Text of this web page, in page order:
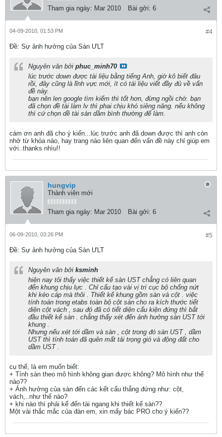
Tham gia ngày: Mar 2010 Bài gởi: 6
#4
04-09-2010, 01:53 PM
Ðề: Sự ảnh hưởng của Sàn ƯLT
Nguyên văn bởi phuc_minh70
lúc trước down được tài liệu bằng tiếng Anh, giờ kô biết đâu
rồi, đây cũng là lĩnh vực mới, ít có tái liệu viết đầy đủ về vấn
đề này.
bạn nên len google tìm kiếm thì tốt hơn, đừng ngồi chờ. bạn
đã chọn đề tài làm lv thì phai chịu khó siêng năng. nếu không
thì cứ chọn dề tài sàn dầm bình thường để làm.
cám ơn anh đã cho ý kiến...lúc trước anh đã down được thì anh còn
nhớ từ khóa nào, hay trang nào liên quan đến vấn đề này chỉ giúp em
với..thanks nhìu!!
hungvip
Thành viên mới
Tham gia ngày: Mar 2010 Bài gởi: 6
#5
06-09-2010, 03:26 PM
Ðề: Sự ảnh hưởng của Sàn ƯLT
Nguyên văn bởi ksminh
hiện nay tôi thấy việc thiết kế sàn UST chẳng có liên quan
đến khung chịu lực . Chỉ cấu tạo vài vị trí cục bộ chống nứt
khi kéo cáp mà thôi . Thiết kế khung gồm sàn và cột . việc
tính toán trong etabs toàn bộ cột sàn cho ra kích thước tiết
diện cột vách , sau đó đã có tiết diện cấu kiện đứng thì bắt
đầu thiết kế sàn . chẳng thấy xét đến ảnh hưởng sàn UST tới
khung .
Nhưng nếu xét tới dầm và sàn , cột trong đó sàn UST , dầm
UST thì tính toán đã quên mất tải trọng gió và động đất cho
dầm UST .
cụ thể, là em muốn biết:
+ Tính sàn theo mô hình không gian được không? Mô hình như thế
nào??
+ Ảnh hưởng của sàn đến các kết cấu thẳng đứng như: cột,
vách,..như thế nào?
+ khi nào thì phải kể đến tài ngang khi thiết kế sàn??
Một vài thắc mắc của đàn em, xin mấy bác PRO cho ý kiến??